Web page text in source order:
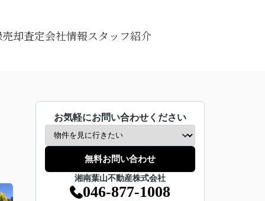
売却査定会社情報スタッフ紹介
お気軽にお問い合わせください
無料お問い合わせ
湘南葉山不動産株式会社
046-877-1008